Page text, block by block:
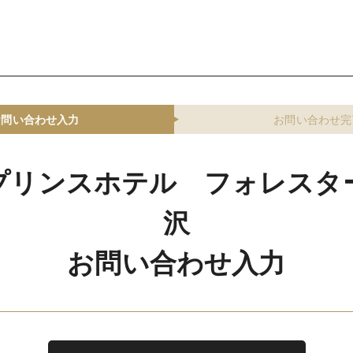
い合わせ入力 お問い合わせ完
リンスホテル フォレスタ
沢
お問い合わせ入力